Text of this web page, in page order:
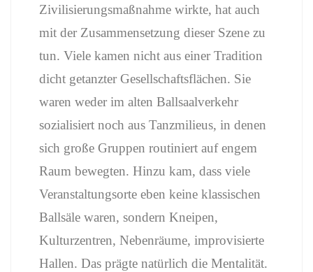
Zivilisierungsmaßnahme wirkte, hat auch
mit der Zusammensetzung dieser Szene zu
tun. Viele kamen nicht aus einer Tradition
dicht getanzter Gesellschaftsflächen. Sie
waren weder im alten Ballsaalverkehr
sozialisiert noch aus Tanzmilieus, in denen
sich große Gruppen routiniert aufengem
Raum bewegten. Hinzu kam, dass viele
Veranstaltungsorte eben keine klassischen
Ballsäle waren, sondern Kneipen,
Kulturzentren, Nebenräume, improvisierte
Hallen. Das prägte natürlich die Mentalität.